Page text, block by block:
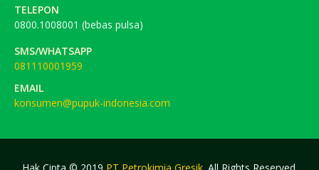
TELEPON
0800.1008001 (bebas pulsa)
SMS/WHATSAPP
081110001959
EMAIL
konsumen@pupuk-indonesia.com
Hak Cipta © 2019 PT Petrokimia Gresik. All Rights Reserved.